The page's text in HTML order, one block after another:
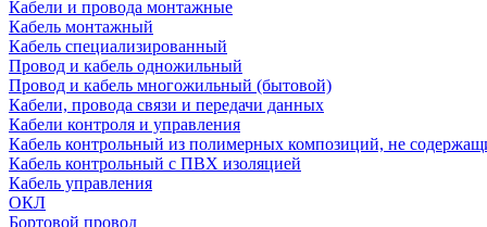
Кабели и провода монтажные
Кабель монтажный
Кабель специализированный
Провод и кабель одножильный
Провод и кабель многожильный (бытовой)
Кабели, провода связи и передачи данных
Кабели контроля и управления
Кабель контрольный из полимерных композиций, не
Кабель контрольный с ПВХ изоляцией
Кабель управления
ОКЛ
Бортовой провод